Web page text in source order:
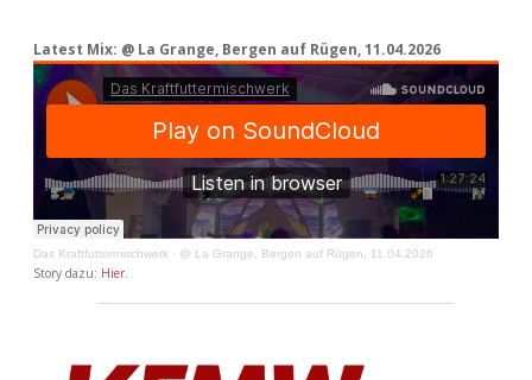
Latest Mix: @ La Grange, Bergen auf Rügen, 11.04.2026
Das Kraftfuttermischwerk · @ La Grange, Bergen auf Rügen, 11.04.2026
Story dazu: Hier